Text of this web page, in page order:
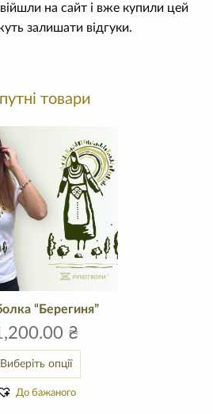
на сайт і вже купили цей
залишати відгуки.
товари
“Берегиня”
₴
Виберіть опції
До бажаного